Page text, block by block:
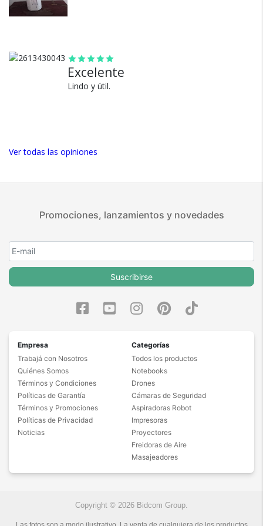
Excelente
Lindo y útil.
Ver todas las opiniones
Promociones, lanzamientos y novedades
Suscribirse
Empresa
Trabajá con Nosotros
Quiénes Somos
Términos y Condiciones
Políticas de Garantía
Términos y Promociones
Políticas de Privacidad
Noticias
Categorías
Todos los productos
Notebooks
Drones
Cámaras de Seguridad
Aspiradoras Robot
Impresoras
Proyectores
Freidoras de Aire
Masajeadores
Copyright © 2026 Bidcom Group.